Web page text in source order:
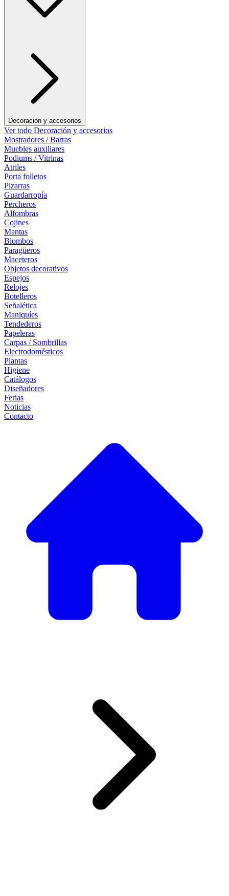
Decoración y accesorios
Ver todo Decoración y accesorios
Mostradores / Barras
Muebles auxiliares
Podiums / Vitrinas
Atriles
Porta folletos
Pizarras
Guardarropía
Percheros
Alfombras
Cojines
Mantas
Biombos
Paragüeros
Maceteros
Objetos decorativos
Espejos
Relojes
Botelleros
Señalética
Maniquíes
Tendederos
Papeleras
Carpas / Sombrillas
Electrodomésticos
Plantas
Higiene
Catálogos
Diseñadores
Ferias
Noticias
Contacto